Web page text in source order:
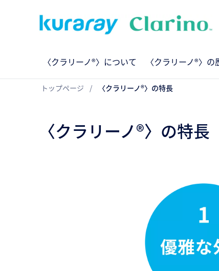
〈クラリーノ®〉について 〈クラリーノ®〉の
トップページ 〈クラリーノ®〉の特長
〈クラリーノ®〉の特長